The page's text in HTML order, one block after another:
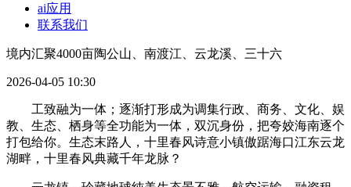
ai应用
联系我们
境内汇聚4000亩陶公山、南渡江、云龙溪、三十六
2026-04-05 10:30
工致融为一体；逐渐打形成为调集行政、商务、文化、娱
教、生态、栖身等全功能为一体，双沉身份，把夸姣海南逐个
打包给你。生态末路人，十里春风诗意小镇傲踞海口江东云龙
湖畔，十里春风典藏千年龙脉？